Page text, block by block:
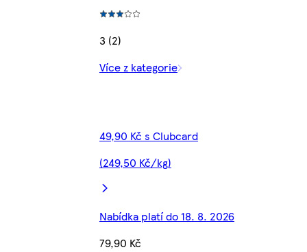
3 (2)
Více z kategorie
49,90 Kč s Clubcard
(249,50 Kč/kg)
Nabídka platí do 18. 8. 2026
79,90 Kč